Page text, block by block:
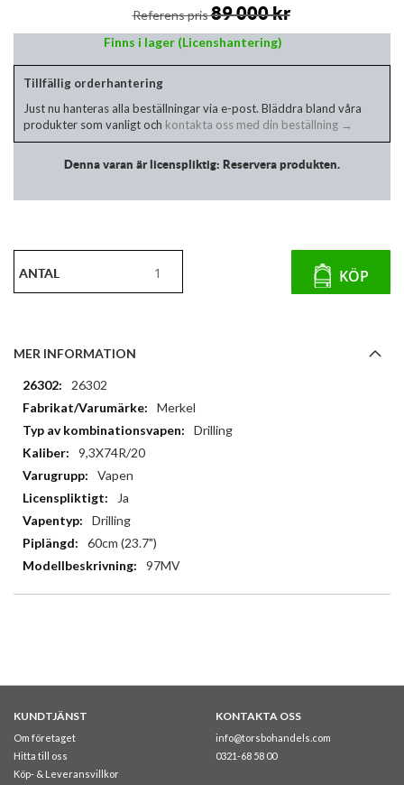
Referens pris89 000 kr
Finns i lager (Licenshantering)
Tillfällig orderhantering
Just nu hanteras alla beställningar via e-post. Bläddra bland våra
produkter som vanligt och kontakta oss med din beställning →
Denna varan är licenspliktig: Reservera produkten.
ANTAL KÖP
MER INFORMATION
Mer
information
26302
Merkel
Drilling
9,3X74R/20
Vapen
Ja
Drilling
60cm (23.7")
97MV
KUNDTJÄNST
Om företaget
Hitta till oss
Köp- & Leveransvillkor
KONTAKTA OSS
info@torsbohandels.com
0321-68 58 00